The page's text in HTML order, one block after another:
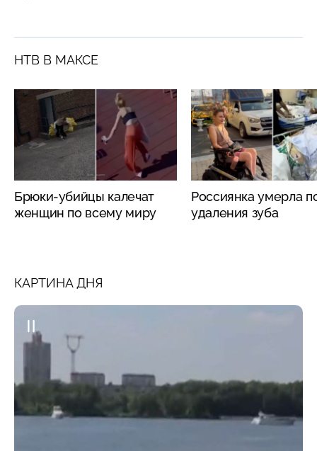
НТВ В МАКСЕ
Брюки-убийцы калечат
женщин по всему миру
Россиянка умерла
удаления зуба
КАРТИНА ДНЯ